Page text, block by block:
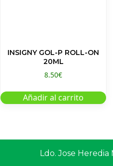
INSIGNY GOL-P ROLL-ON
20ML
8.50€
Añadir al carrito
Ldo. Jose Heredia